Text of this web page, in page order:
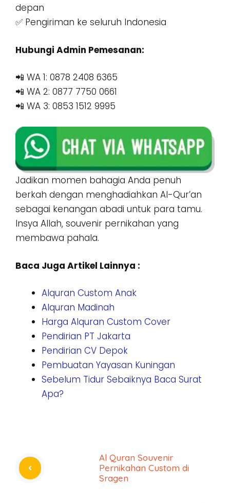
depan
✅ Pengiriman ke seluruh Indonesia
Hubungi Admin Pemesanan:
📲 WA 1: 0878 2408 6365
📲 WA 2: 0877 7750 0661
📲 WA 3: 0853 1512 9995
Jadikan momen bahagia Anda penuh
berkah dengan menghadiahkan Al-Qur’an
sebagai kenangan abadi untuk para tamu.
Insya Allah, souvenir pernikahan yang
membawa pahala.
Baca Juga Artikel Lainnya :
Alquran Custom Anak
Alquran Madinah
Harga Alquran Custom Cover
Pendirian PT Jakarta
Pendirian CV Depok
Pembuatan Yayasan Kuningan
Sebelum Tidur Sebaiknya Baca Surat
Apa?
Al Quran Souvenir
Pernikahan Custom di
Sragen